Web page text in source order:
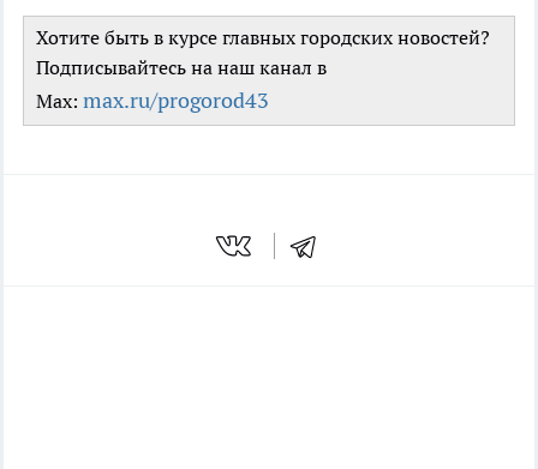
Хотите быть в курсе главных городских новостей?
Подписывайтесь на наш канал в
Max: max.ru/progorod43